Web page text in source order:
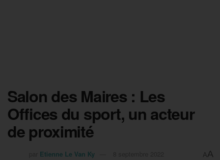
Salon des Maires : Les
Offices du sport, un acteur
de proximité
Etienne Le Van Ky AA